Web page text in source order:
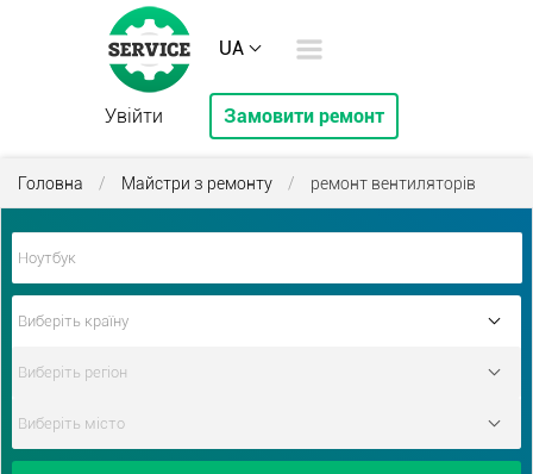
UA
Увійти Замовити ремонт
Головна / Майстри з ремонту / ремонт вентиляторів